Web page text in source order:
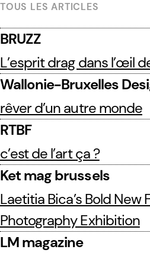
TOUS LES ARTICLES
BRUZZ
L’esprit drag dans l’œil
Wallonie-Bruxelles
rêver d’un autre monde
RTBF
c’est de l’art ça ?
Ket mag brussels
Laetitia Bica’s Bold New
Photography Exhibition
LM magazine